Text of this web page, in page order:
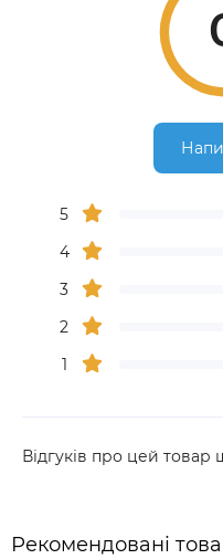
5
4
3
2
1
Відгуків про цей товар
Рекомендовані